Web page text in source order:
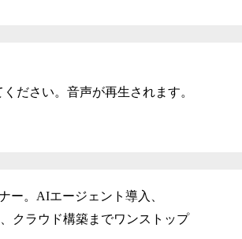
ださい。音声が再生されます。
ー。AIエージェント導入、
クラウド構築までワンストップ